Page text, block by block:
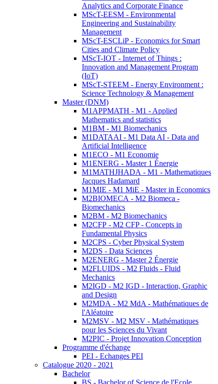
Analytics and Corporate Finance
MScT-EESM - Environmental
Engineering and Sustainability
Management
MScT-ESCLiP - Economics for Smart
Cities and Climate Policy
MScT-IOT - Internet of Things :
Innovation and Management Program
(IoT)
MScT-STEEM - Energy Environment :
Science Technology & Management
Master (DNM)
M1APPMATH - M1 - Applied
Mathematics and statistics
M1BM - M1 Biomechanics
M1DATAAI - M1 Data AI - Data and
Artificial Intelligence
M1ECO - M1 Economie
M1ENERG - Master 1 Énergie
M1MATHJHADA - M1 - Mathematiques
Jacques Hadamard
M1MIE - M1 MiE - Master in Economics
M2BIOMECA - M2 Biomeca -
Biomechanics
M2BM - M2 Biomechanics
M2CFP - M2 CFP - Concepts in
Fundamental Physics
M2CPS - Cyber Physical System
M2DS - Data Sciences
M2ENERG - Master 2 Énergie
M2FLUIDS - M2 Fluids - Fluid
Mechanics
M2IGD - M2 IGD - Interaction, Graphic
and Design
M2MDA - M2 MdA - Mathématiques de
l'Aléatoire
M2MSV - M2 MSV - Mathématiques
pour les Sciences du Vivant
M2PIC - Projet Innovation Conception
Programme d'échange
PEI - Echanges PEI
Catalogue 2020 - 2021
Bachelor
BS - Bachelor of Science de l'Ecole